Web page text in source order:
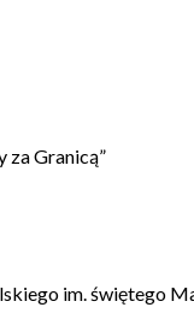
za Granicą”
im. świętego